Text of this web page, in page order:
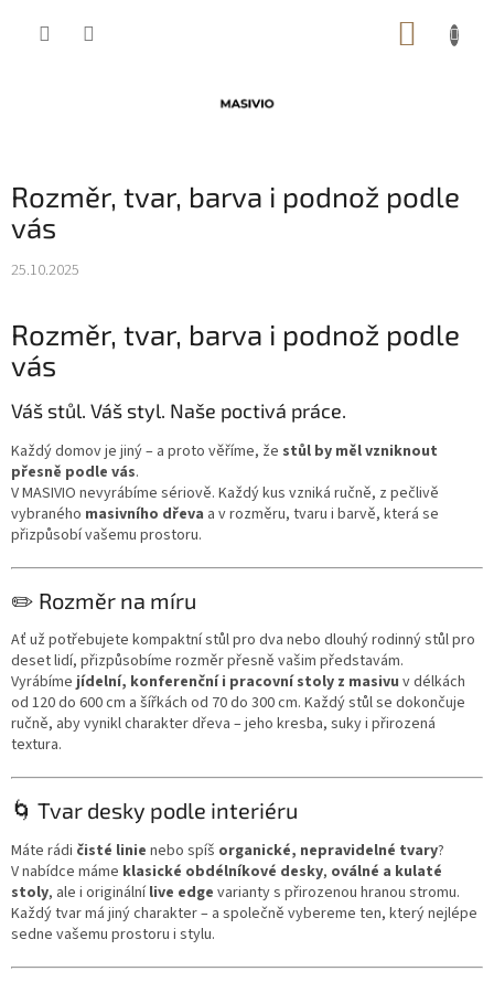
Rozměr, tvar, barva i podnož podle
vás
25.10.2025
Rozměr, tvar, barva i podnož podle
vás
Váš stůl. Váš styl. Naše poctivá práce.
Každý domov je jiný – a proto věříme, že stůl by měl vzniknout
přesně podle vás.
V MASIVIO nevyrábíme sériově. Každý kus vzniká ručně, z pečlivě
vybraného masivního dřeva a v rozměru, tvaru i barvě, která se
přizpůsobí vašemu prostoru.
✏️ Rozměr na míru
Ať už potřebujete kompaktní stůl pro dva nebo dlouhý rodinný stůl pro
deset lidí, přizpůsobíme rozměr přesně vašim představám.
Vyrábímejídelní, konferenční i pracovní stoly z masivu v délkách
od 120 do 600 cm a šířkách od 70 do 300 cm. Každý stůl se dokončuje
ručně, aby vynikl charakter dřeva – jeho kresba, suky i přirozená
textura.
🌀 Tvar desky podle interiéru
Máte rádi čisté linie nebo spíš organické, nepravidelné tvary?
V nabídce máme klasické obdélníkové desky, oválné a kulaté
stoly, ale i originálnílive edge varianty s přirozenou hranou stromu.
Každý tvar má jiný charakter – a společně vybereme ten, který nejlépe
sedne vašemu prostoru i stylu.